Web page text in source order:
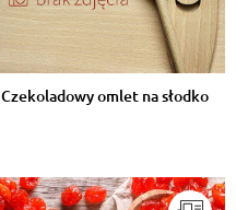
Czekoladowy omlet na słodko